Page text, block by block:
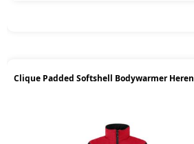
Clique Padded Softshell Bodywarmer Heren